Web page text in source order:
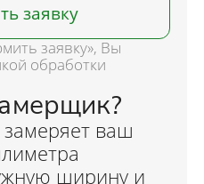
заявку
заявку», Вы
обработки